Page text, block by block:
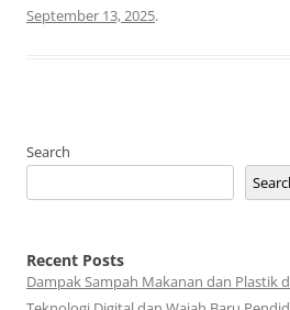
September 13, 2025.
Search
Recent Posts
Dampak Sampah Makanan dan Plastik